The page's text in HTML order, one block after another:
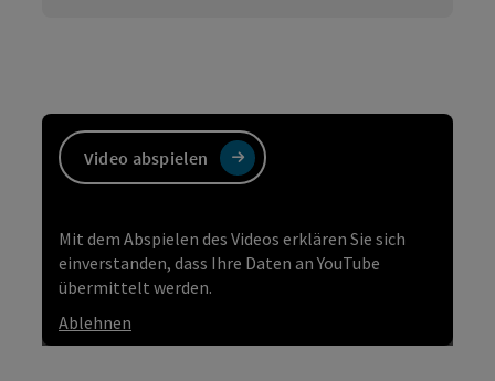
Video abspielen
Mit dem Abspielen des Videos erklären Sie sich
einverstanden, dass Ihre Daten an YouTube
übermittelt werden.
Ablehnen